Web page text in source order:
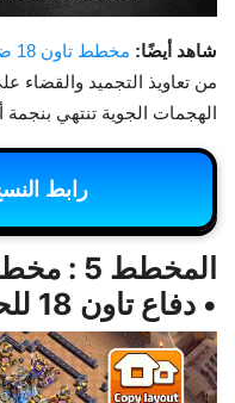
شاهد أيضًا: مخطط تاون 18 ضد الطيران
من تعاويذ التجميد والقضاء
الهجمات الجوية تنتهي بنجمة
رابط
• دفاع تاون 18 للحروب والقرية الأم